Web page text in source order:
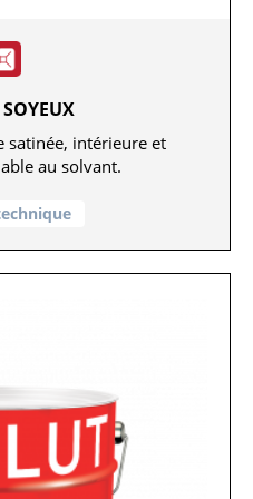
satinée, intérieure et
au solvant.